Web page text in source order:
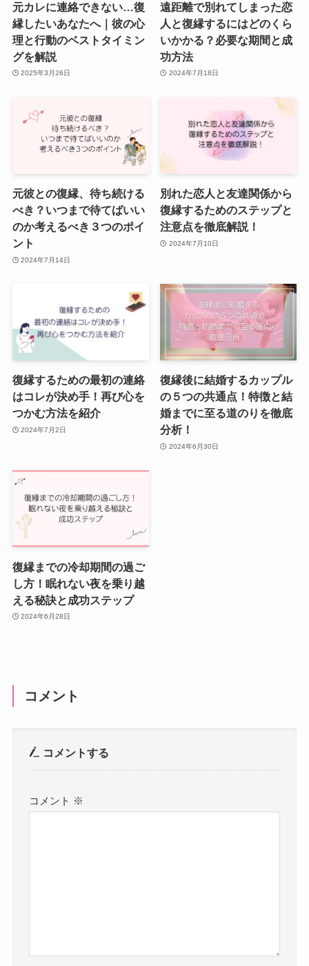
元カレに連絡できない…復
縁したいあなたへ｜彼の心
理と行動のベストタイミン
グを解説
2025年3月26日
遠距離で別れてしまった恋
人と復縁するにはどのくら
いかかる？必要な期間と成
功方法
2024年7月18日
元彼との復縁、待ち続ける
べき？いつまで待てばいい
のか考えるべき３つのポイ
ント
2024年7月14日
別れた恋人と友達関係から
復縁するためのステップと
注意点を徹底解説！
2024年7月10日
復縁するための最初の連絡
はコレが決め手！再び心を
つかむ方法を紹介
2024年7月2日
復縁後に結婚するカップル
の５つの共通点！特徴と結
婚までに至る道のりを徹底
分析！
2024年6月30日
復縁までの冷却期間の過ご
し方！眠れない夜を乗り越
える秘訣と成功ステップ
2024年6月28日
コメント
コメントする
コメント ※